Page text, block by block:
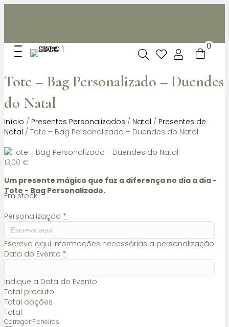
0
Tote – Bag Personalizado – Duendes
do Natal
Início / Presentes Personalizados / Natal / Presentes de
Natal / Tote – Bag Personalizado – Duendes do Natal
13,00 €
Um presente mágico que faz a diferença no dia a dia -
Tote - Bag Personalizado.
Em stock
Personalização *
Escreva aqui informações necessárias a personalização
Data do Evento *
Indique a Data do Evento
Total produto
Total opções
Total
Carregar Ficheiros